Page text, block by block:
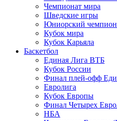
Чемпионат мира
Шведские игры
Юниорский
Кубок мира
Кубок Карьяла
Баскетбол
Единая Лига ВТБ
Кубок России
Финал плей-офф
Евролига
Кубок Европы
Финал Четырех
НБА